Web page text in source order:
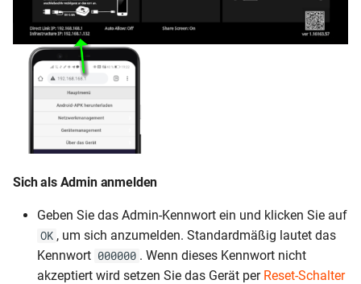
Sich als Admin anmelden
Geben Sie das Admin-Kennwort ein und klicken Sie auf
OK , um sich anzumelden. Standardmäßig lautet das
Kennwort 000000 . Wenn dieses Kennwort nicht
akzeptiert wird setzen Sie das Gerät per Reset-Schalter